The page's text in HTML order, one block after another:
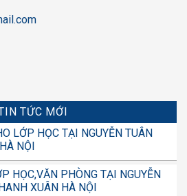
TỨC MỚI
LỚP HỌC TẠI NGUYỄN TUÂN
NỘI
HỌC,VĂN PHÒNG TẠI NGUYỄN
XUÂN HÀ NỘI